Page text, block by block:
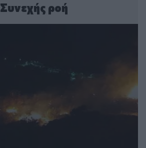
Συνεχής ροή